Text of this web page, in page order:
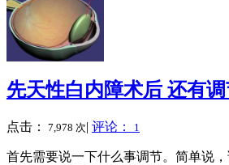
先天性白内障术后 还有调
点击： 7,978 次| 评论： 1
首先需要说一下什么事调节。简单说